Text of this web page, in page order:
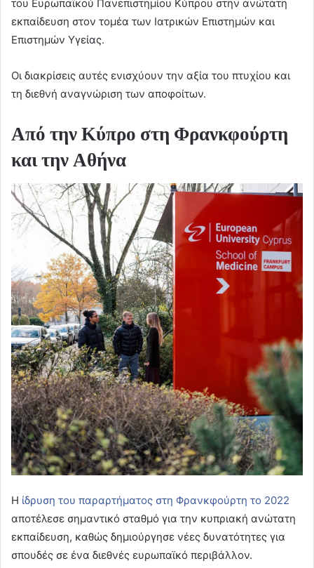
του Ευρωπαϊκού Πανεπιστημίου Κύπρου στην ανώτατη
εκπαίδευση στον τομέα των Ιατρικών Επιστημών και
Επιστημών Υγείας.
Οι διακρίσεις αυτές ενισχύουν την αξία του πτυχίου και
τη διεθνή αναγνώριση των αποφοίτων.
Από την Κύπρο στη Φρανκφούρτη
και την Αθήνα
Η ίδρυση του παραρτήματος στη Φρανκφούρτη το 2022
αποτέλεσε σημαντικό σταθμό για την κυπριακή ανώτατη
εκπαίδευση, καθώς δημιούργησε νέες δυνατότητες για
σπουδές σε ένα διεθνές ευρωπαϊκό περιβάλλον.